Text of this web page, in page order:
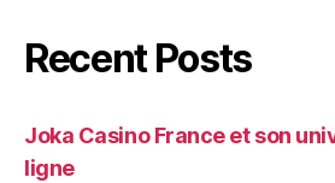
Recent Posts
Joka Casino France et son
ligne